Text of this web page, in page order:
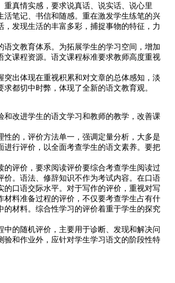
真情实感，要求说真话、说实话、说心里
笔记、书信和随感。重在激发学生练笔的兴
发现生活的丰富多彩，捕捉事物的特征，力
文教育体系。为拓展学生的学习空间，增加
课程资源。语文课程标准要求教师高度重视
出体现在重视积累和对文章的总体感知，淡
都切中时弊，体现了全新的语文教育观。
改进学生的语文学习和教师的教学，改善课
的，评价方法单一，强调定量分析，大多是
行评价，以全面考查学生的语文素养。要把
评价，要求阅读评价要综合考查学生阅读过
。语法、修辞知识不作为考试内容。在口语
口语交际水平。对于写作的评价，重视对写
料准备过程的评价，不仅要考查学生占有什
材料。综合性学习的评价着重于学生的探究
的随机评价，主要用于诊断、发现和解决问
和作业外，应针对学生学习语文的阶段性特